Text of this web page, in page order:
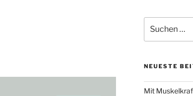
nach:
NEUESTE
Mit